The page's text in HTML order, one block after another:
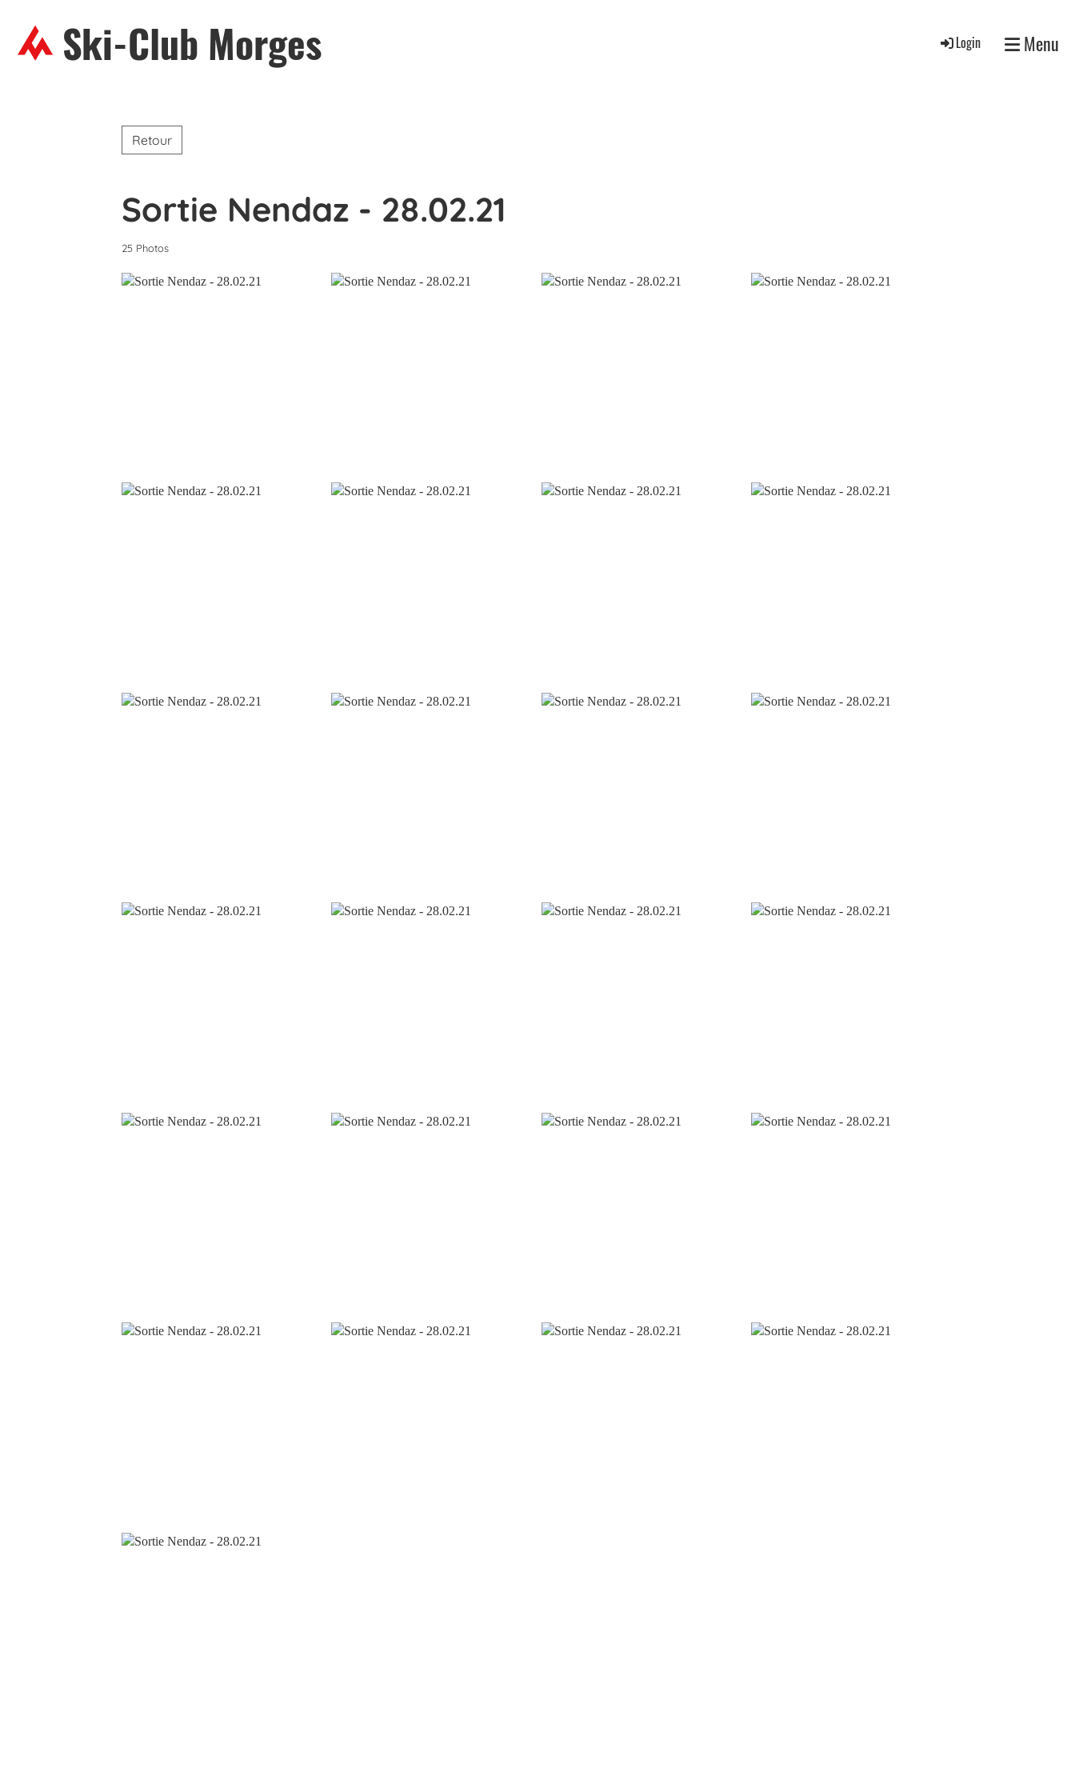
Ski-Club Morges Login Menu
Retour
Sortie Nendaz - 28.02.21
25 Photos